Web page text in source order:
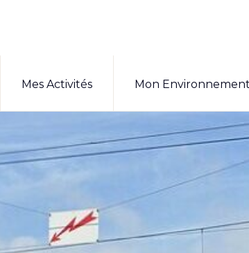
Mes Activités Mon Environnement